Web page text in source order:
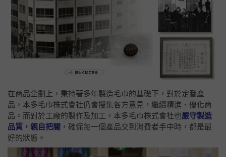
在商品企劃上，秉持著多年製造毛巾的基礎下，對於定番產
品，本多毛巾株式會社仍會搜集各方意見，繼續精進、優化商
品。而對於工廠的製作及加工，本多毛巾株式會社也嚴守製造
品質， 親自把關 ，確保每一個產品交到消費者手中時，都是最
好的狀態。